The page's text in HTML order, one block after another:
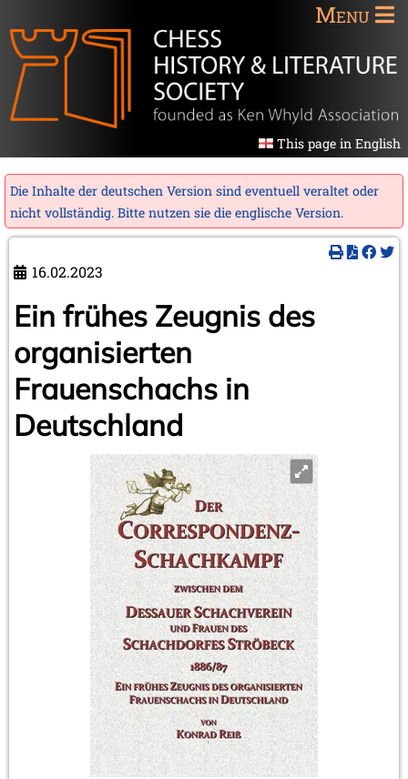
Menu
This page in English
Die Inhalte der deutschen Version sind eventuell veraltet oder
nicht vollständig. Bitte nutzen sie die englische Version.
16.02.2023
Ein frühes Zeugnis des
organisierten
Frauenschachs in
Deutschland